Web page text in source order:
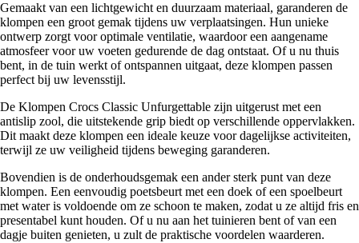
Gemaakt van een lichtgewicht en duurzaam materiaal, garanderen de
klompen een groot gemak tijdens uw verplaatsingen. Hun unieke
ontwerp zorgt voor optimale ventilatie, waardoor een aangename
atmosfeer voor uw voeten gedurende de dag ontstaat. Of u nu thuis
bent, in de tuin werkt of ontspannen uitgaat, deze klompen passen
perfect bij uw levensstijl.
De Klompen Crocs Classic Unfurgettable zijn uitgerust met een
antislip zool, die uitstekende grip biedt op verschillende oppervlakken.
Dit maakt deze klompen een ideale keuze voor dagelijkse activiteiten,
terwijl ze uw veiligheid tijdens beweging garanderen.
Bovendien is de onderhoudsgemak een ander sterk punt van deze
klompen. Een eenvoudig poetsbeurt met een doek of een spoelbeurt
met water is voldoende om ze schoon te maken, zodat u ze altijd fris en
presentabel kunt houden. Of u nu aan het tuinieren bent of van een
dagje buiten genieten, u zult de praktische voordelen waarderen.